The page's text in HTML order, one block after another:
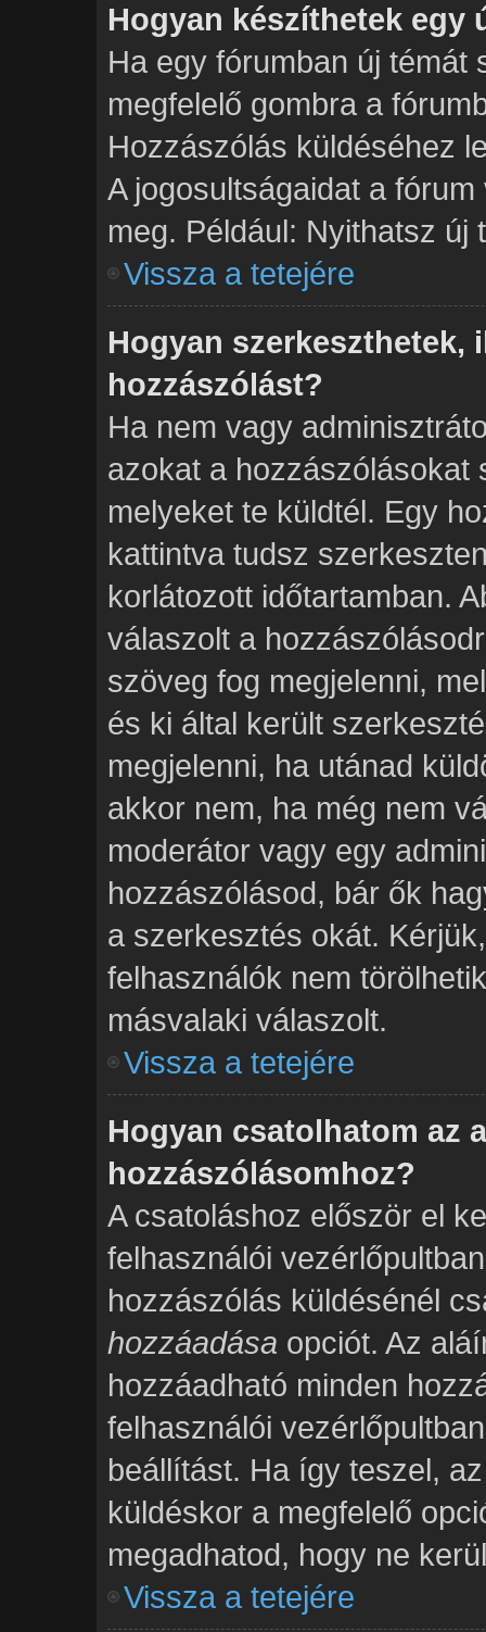
Hogyan készíthetek egy
Ha egy fórumban új témát
megfelelő gombra a
Hozzászólás küldéséhez
A jogosultságaidat a
meg. Például: Nyithatsz
Vissza a tetejére
Hogyan szerkeszthetek,
hozzászólást?
Ha nem vagy
azokat a hozzászólásokat
melyeket te küldtél. Egy
kattintva tudsz
korlátozott időtartamban.
válaszolt a
szöveg fog megjelenni,
és ki által került
megjelenni, ha utánad
akkor nem, ha még nem
moderátor vagy egy
hozzászólásod, bár ők
a szerkesztés okát.
felhasználók nem
másvalaki válaszolt.
Vissza a tetejére
Hogyan csatolhatom az
hozzászólásomhoz?
A csatoláshoz először el
felhasználói
hozzászólás küldésénél
hozzáadása opciót. Az
hozzáadható minden
felhasználói
beállítást. Ha így teszel,
küldéskor a megfelelő
megadhatod, hogy ne
Vissza a tetejére